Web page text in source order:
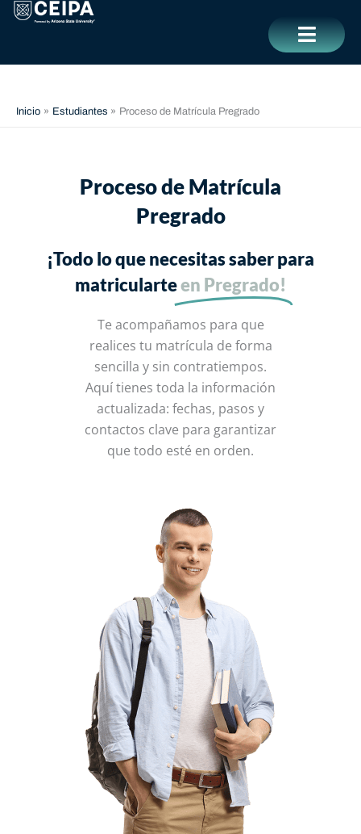
contenido
Inicio Estudiantes Proceso de Matrícula Pregrado
Proceso de Matrícula
Pregrado
¡Todo lo que necesitas saber para
matricularteen Pregrado!
Te acompañamos para que
realices tu matrícula de forma
sencilla y sin contratiempos.
Aquí tienes toda la información
actualizada: fechas, pasos y
contactos clave para garantizar
que todo esté en orden.